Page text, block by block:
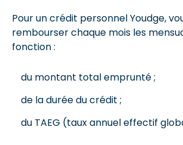
Pour un crédit personnel Youdge,
rembourser chaque mois les
fonction :
du montant total emprunté ;
de la durée du crédit ;
du TAEG (taux annuel effectif